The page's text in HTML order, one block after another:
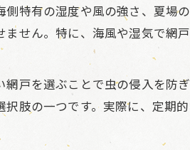
網戸の色が暮らしの快適さ
黒とグレー網戸の耐久性や
網戸購入前の正しい測り方を知
網戸の幅と高さを正確に測
採寸ミスを防ぐための網戸
サッシやレールの測定位置
特有の湿度や風の強さ、夏場
せん。特に、海風や湿気で
戸を選ぶことで虫の侵入を防
肢の一つです。実際に、定期